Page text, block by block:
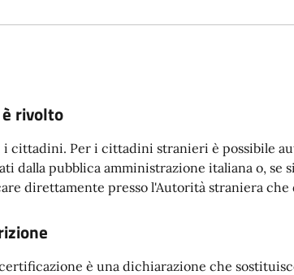
rivolto
i cittadini. Per i cittadini stranieri è possibile
dalla pubblica amministrazione italiana o, se
direttamente presso l'Autorità straniera
è una dichiarazione che